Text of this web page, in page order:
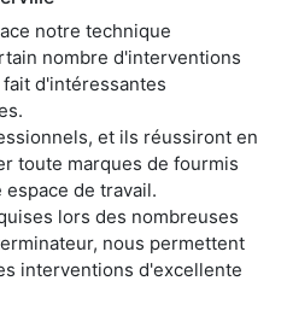
notre technique
nombre d'interventions
d'intéressantes
et ils réussiront en
toute marques de fourmis
de travail.
lors des nombreuses
nous permettent
interventions d'excellente